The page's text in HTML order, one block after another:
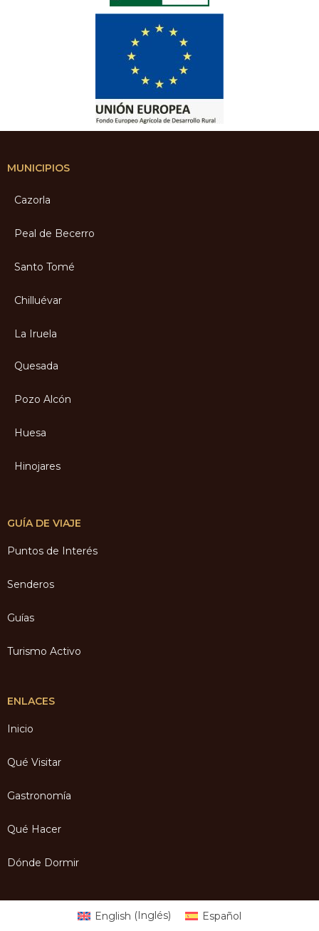
MUNICIPIOS
Cazorla
Peal de Becerro
Santo Tomé
Chilluévar
La Iruela
Quesada
Pozo Alcón
Huesa
Hinojares
GUÍA DE VIAJE
Puntos de Interés
Senderos
Guías
Turismo Activo
ENLACES
Inicio
Qué Visitar
Gastronomía
Qué Hacer
Dónde Dormir
English (Inglés) Español